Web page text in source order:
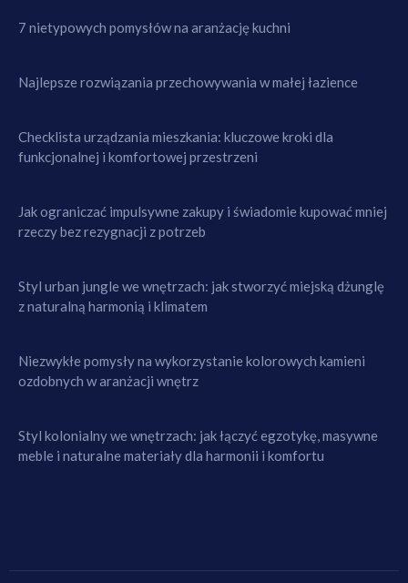
7 nietypowych pomysłów na aranżację kuchni
Najlepsze rozwiązania przechowywania w małej łazience
Checklista urządzania mieszkania: kluczowe kroki dla
funkcjonalnej i komfortowej przestrzeni
Jak ograniczać impulsywne zakupy i świadomie kupować mniej
rzeczy bez rezygnacji z potrzeb
Styl urban jungle we wnętrzach: jak stworzyć miejską dżunglę
z naturalną harmonią i klimatem
Niezwykłe pomysły na wykorzystanie kolorowych kamieni
ozdobnych w aranżacji wnętrz
Styl kolonialny we wnętrzach: jak łączyć egzotykę, masywne
meble i naturalne materiały dla harmonii i komfortu